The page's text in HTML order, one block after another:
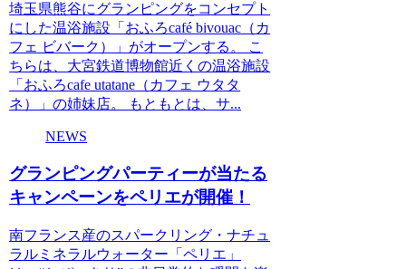
埼玉県熊谷にグランピングをコンセプト
にした温浴施設「おふろcafé bivouac（カ
フェ ビバーク）」がオープンする。 こ
ちらは、大宮鉄道博物館近くの温浴施設
「おふろcafe utatane（カフェ ウタタ
ネ）」の姉妹店。 もともとは、サ...
NEWS
グランピングパーティーが当たる
キャンペーンをペリエが開催！
南フランス産のスパークリング・ナチュ
ラルミネラルウォーター「ペリエ」